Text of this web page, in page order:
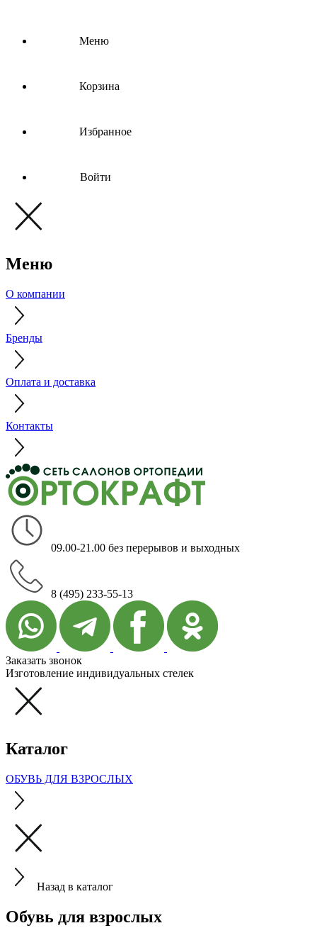
Меню
Корзина
Избранное
Войти
Меню
О компании
Бренды
Оплата и доставка
Контакты
09.00-21.00 без перерывов и выходных
8 (495) 233-55-13
Заказать звонок
Изготовление индивидуальных стелек
Каталог
ОБУВЬ ДЛЯ ВЗРОСЛЫХ
Назад в каталог
Обувь для взрослых